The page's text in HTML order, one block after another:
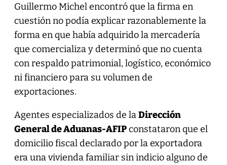
Guillermo Michel encontró que la firma en
cuestión no podía explicar razonablemente la
forma en que había adquirido la mercadería
que comercializa y determinó que no cuenta
con respaldo patrimonial, logístico, económico
ni financiero para su volumen de
exportaciones.
Agentes especializados de laDirección
General de Aduanas-AFIPconstataron que el
domicilio fiscal declarado por la exportadora
era una vivienda familiar sin indicio alguno de